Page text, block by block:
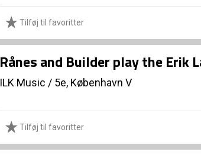
Tilføj til favoritter
Rånes and Builder play the Erik
ILK Music / 5e, København V
Tilføj til favoritter